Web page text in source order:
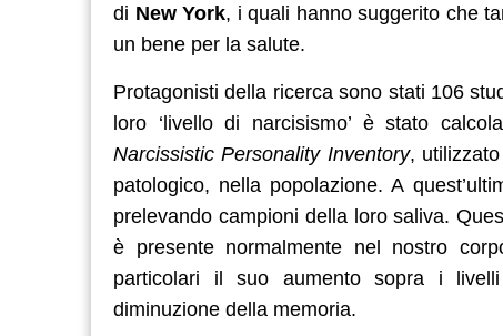
di New York, i quali hanno suggerito che
un bene per la salute.
Protagonisti della ricerca sono stati 106
loro ‘livello di narcisismo’ è stato
Narcissistic Personality Inventory,
patologico, nella popolazione. A
prelevando campioni della loro saliva.
è presente normalmente nel nostro
particolari il suo aumento sopra i
diminuzione della memoria.